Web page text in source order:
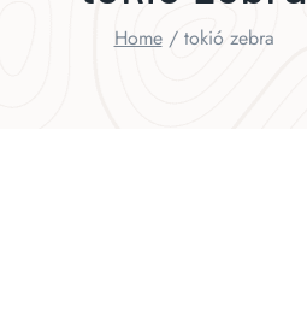
Home / tokió zebra